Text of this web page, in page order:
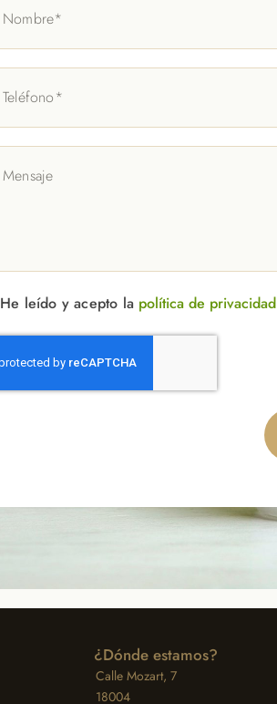
He leído y acepto la política de privacidad
¿Dónde estamos?
Calle Mozart, 7
18004